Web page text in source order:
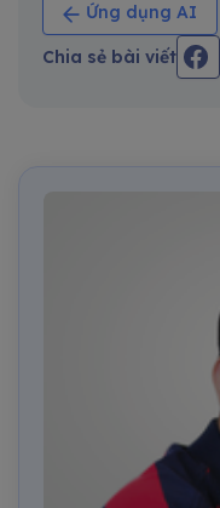
Ứng dụng AI
Chia sẻ bài viết